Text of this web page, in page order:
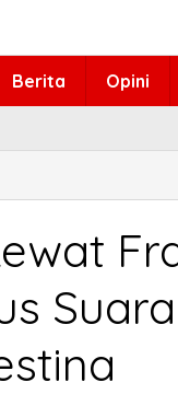
Berita Opini